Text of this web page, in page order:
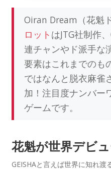
Oiran Dream（花魁
ロット はJTG社制作
連チャンやド派手な
要素はこれまでのも
ではなんと脱衣麻雀
加！注目度ナンバー
ゲームです。
花魁が世界デビュ
GEISHAと言えば世界に知れ